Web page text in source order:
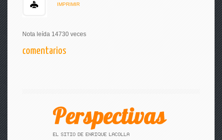
IMPRIMIR
Nota leída 14730 veces
comentarios